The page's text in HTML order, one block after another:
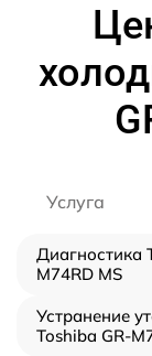
Услуга
Диагностика
M74RD MS
Устранение
Toshiba GR-